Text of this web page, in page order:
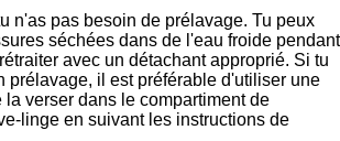
n'as pas besoin de prélavage. Tu peux
séchées dans de l'eau froide pendant
avec un détachant approprié. Si tu
prélavage, il est préférable d'utiliser une
la verser dans le compartiment de
linge en suivant les instructions de